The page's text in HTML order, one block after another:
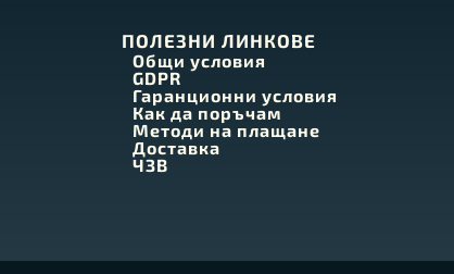
ПОЛЕЗНИ ЛИНКОВЕ
Общи условия
GDPR
Гаранционни условия
Как да поръчам
Методи на плащане
Доставка
ЧЗВ